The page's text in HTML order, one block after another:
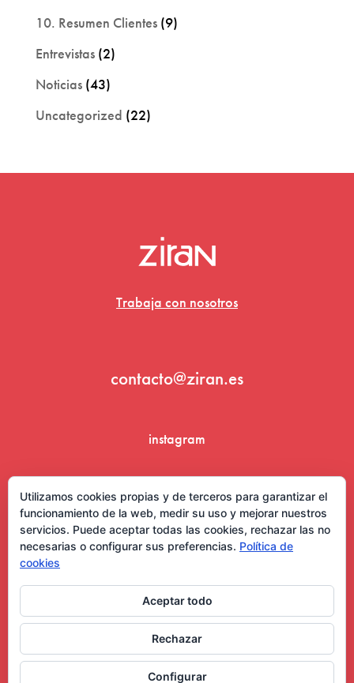
10. Resumen Clientes(9)
Entrevistas(2)
Noticias(43)
Uncategorized (22)
Trabaja con nosotros
contacto@ziran.es
instagram
Aviso Legal y Condiciones de Uso
Utilizamos cookies propias y de terceros para garantizar el
funcionamiento de la web, medir su uso y mejorar nuestros
servicios. Puede aceptar todas las cookies, rechazar las no
necesarias o configurar sus preferencias. Política de
cookies
Aceptar todo
Rechazar
Configurar